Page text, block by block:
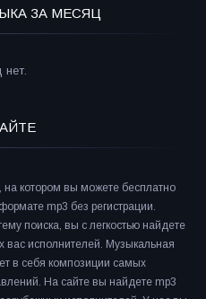
ЗА МЕСЯЦ
нет.
на котором вы можете бесплатно
mp3 без регистрации.
поиска, вы с легкостью найдете
вас исполнителей. Музыкальная
в себя композиции самых
На сайте вы найдете mp3